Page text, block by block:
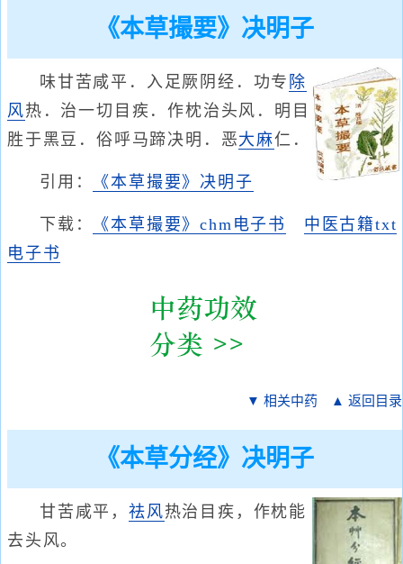
《本草撮要》决明子
味甘苦咸平．入足厥阴经．功专 除
风热．治一切目疾．作枕治头风．明目
胜于黑豆．俗呼马蹄决明．恶大麻仁．
引用： 《本草撮要》决明子
下载： 《本草撮要》chm电子书
中医古籍txt
电子书
▼ 相关中药 ▲ 返回目录
《本草分经》决明子
甘苦咸平， 祛风热治目疾，作枕能
去头风。